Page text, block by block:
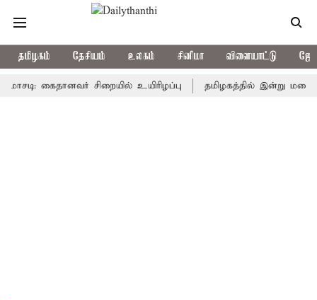
தமிழகம் தேசியம் உலகம் சினிமா விளையாட்டு
கைதானவர் சிறையில் உயிரிழப்பு தமிழகத்தில் இன்று மழைக்கு